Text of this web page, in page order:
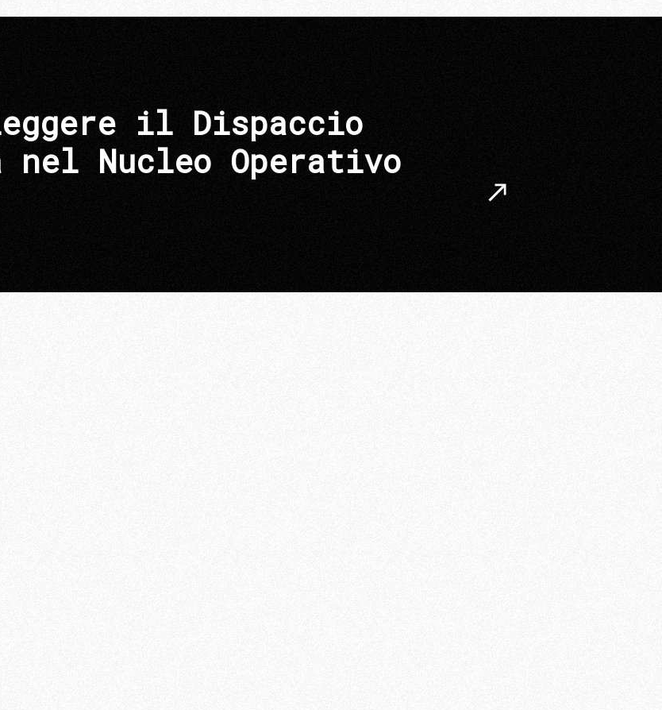
il Dispaccio
nel Nucleo Operativo